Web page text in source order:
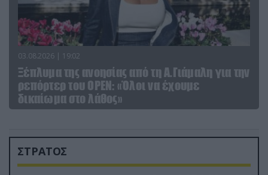
03.08.2026 | 19:02
Ξέπλυμα της ανοησίας από τη Α.Γιάμαλη για την
ρεπόρτερ του ΟΡΕΝ: «Όλοι να έχουμε
δικαίωμα στο λάθος»
ΣΤΡΑΤΟΣ